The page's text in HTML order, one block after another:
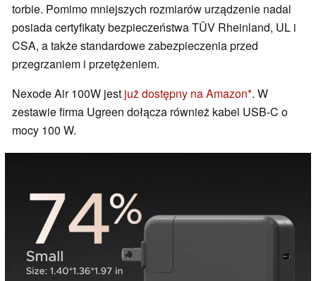
torbie. Pomimo mniejszych rozmiarów urządzenie nadal
posiada certyfikaty bezpieczeństwa TÜV Rheinland, UL i
CSA, a także standardowe zabezpieczenia przed
przegrzaniem i przetężeniem.
Nexode Air 100W jest już dostępny na Amazon . W
zestawie firma Ugreen dołącza również kabel USB-C o
mocy 100 W.